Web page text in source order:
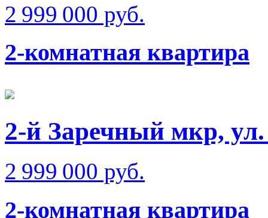
2 999 000 руб.
2-комнатная квартира
2-й Заречный мкр,
2 999 000 руб.
2-комнатная квартира